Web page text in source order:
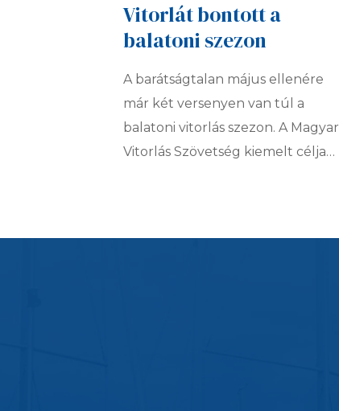
Vitorlát bontott a
balatoni szezon
A barátságtalan május ellenére
már két versenyen van túl a
balatoni vitorlás szezon. A Magyar
Vitorlás Szövetség kiemelt célja…